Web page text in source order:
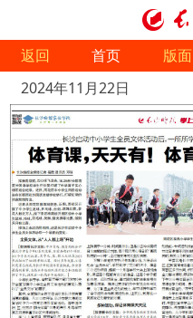
返回 首页 版面
2024年11月22日